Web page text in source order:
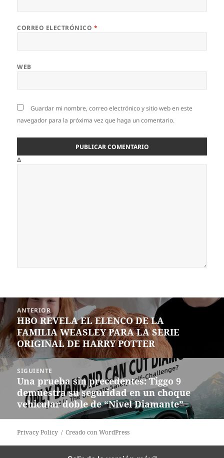
CORREO ELECTRÓNICO *
WEB
Guardar mi nombre, correo electrónico y sitio web en este
navegador para la próxima vez que haga un comentario.
Δ
Navegación
de
entradas
ANTERIOR
Entrada
anterior:
HBO REVELA EL ELENCO DE LA
FAMILIA WEASLEY PARA LA SERIE
ORIGINAL DE HARRY POTTER
SIGUIENTE
Siguiente
entrada:
Una prueba sin precedentes: Tiggo 9
demuestra su seguridad en un choque
vehicular doble de “Nivel Diamante”
Privacy Policy Creado con WordPress